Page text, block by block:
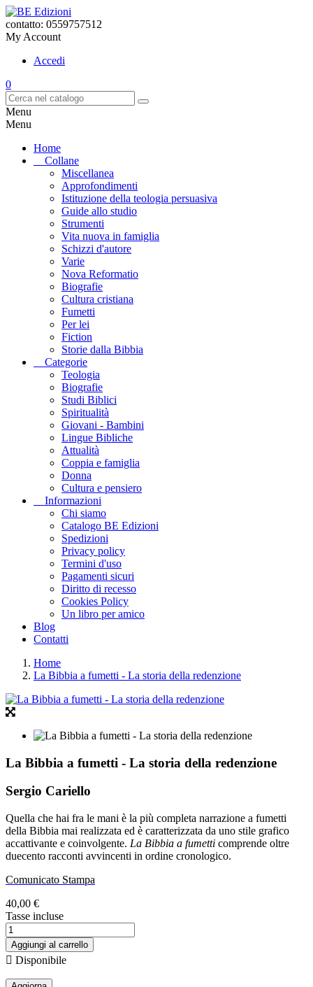
contatto: 0559757512
My Account
Accedi
0
Menu
Menu
Home
Collane
Miscellanea
Approfondimenti
Istituzione della teologia persuasiva
Guide allo studio
Strumenti
Vita nuova in famiglia
Schizzi d'autore
Varie
Nova Reformatio
Biografie
Cultura cristiana
Fumetti
Per lei
Fiction
Storie dalla Bibbia
Categorie
Teologia
Biografie
Studi Biblici
Spiritualità
Giovani - Bambini
Lingue Bibliche
Attualità
Coppia e famiglia
Donna
Cultura e pensiero
Informazioni
Chi siamo
Catalogo BE Edizioni
Spedizioni
Privacy policy
Termini d'uso
Pagamenti sicuri
Diritto di recesso
Cookies Policy
Un libro per amico
Blog
Contatti
Home
La Bibbia a fumetti - La storia della redenzione
La Bibbia a fumetti - La storia della redenzione
Sergio Cariello
Quella che hai fra le mani è la più completa narrazione a fumetti
della Bibbia mai realizzata ed è caratterizzata da uno stile grafico
accattivante e coinvolgente. La Bibbia a fumetti comprende oltre
duecento racconti avvincenti in ordine cronologico.
Comunicato Stampa
40,00 €
Tasse incluse
Aggiungi al carrello
 Disponibile